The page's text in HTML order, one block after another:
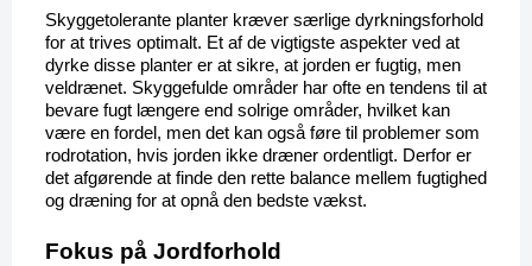
Skyggetolerante planter kræver særlige dyrkningsforhold
for at trives optimalt. Et af de vigtigste aspekter ved at
dyrke disse planter er at sikre, at jorden er fugtig, men
veldrænet. Skyggefulde områder har ofte en tendens til at
bevare fugt længere end solrige områder, hvilket kan
være en fordel, men det kan også føre til problemer som
rodrotation, hvis jorden ikke dræner ordentligt. Derfor er
det afgørende at finde den rette balance mellem fugtighed
og dræning for at opnå den bedste vækst.
Fokus på Jordforhold